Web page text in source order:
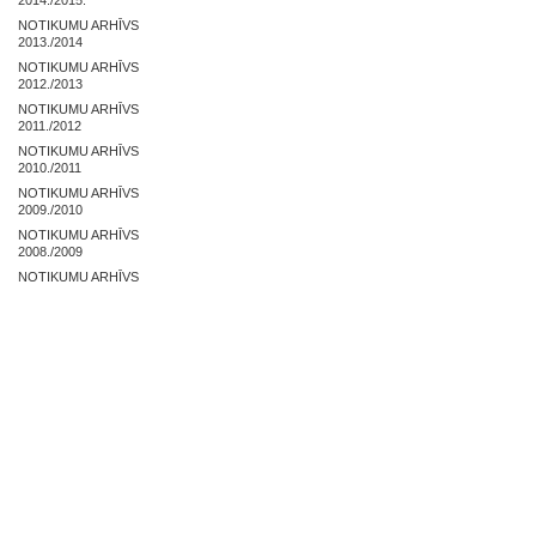
NOTIKUMU ARHĪVS
2013./2014
NOTIKUMU ARHĪVS
2012./2013
NOTIKUMU ARHĪVS
2011./2012
NOTIKUMU ARHĪVS
2010./2011
NOTIKUMU ARHĪVS
2009./2010
NOTIKUMU ARHĪVS
2008./2009
NOTIKUMU ARHĪVS